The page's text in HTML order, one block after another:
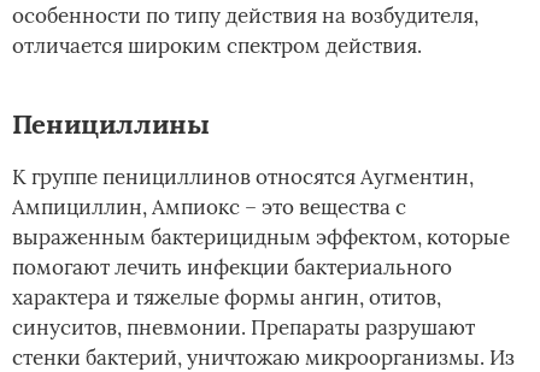
особенности по типу действия на возбудителя,
отличается широким спектром действия.
Пенициллины
К группе пенициллинов относятся Аугментин,
Ампициллин, Ампиокс – это вещества с
выраженным бактерицидным эффектом, которые
помогают лечить инфекции бактериального
характера и тяжелые формы ангин, отитов,
синуситов, пневмонии. Препараты разрушают
стенки бактерий, уничтожаю микроорганизмы. Из